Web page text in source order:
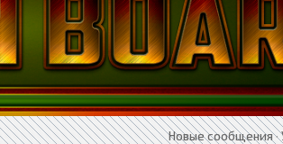
Новые сообщения·